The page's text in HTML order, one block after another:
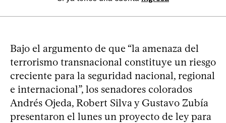
Bajo el argumento de que “la amenaza del
terrorismo transnacional constituye un riesgo
creciente para la seguridad nacional, regional
e internacional”, los senadores colorados
Andrés Ojeda, Robert Silva y Gustavo Zubía
presentaron el lunes un proyecto de ley para